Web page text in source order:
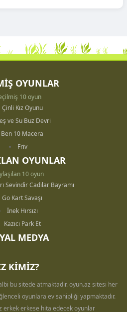
OYUNLAR
10 oyun
Çinli Kız Oyunu
ve Su Buz Devri
Ben 10 Macera
Friv
OYUNLAR
10 oyun
Sevindir Cadılar Bayramı
Go Kart Savaşı
İnek Hırsızı
Kazıcı Park Et
MEDYA
KİMİZ?
bu sitede atmaktadır. oyun.az sitesi her
oyunlara ev sahipliği yapmaktadır.
erkek erkese hita edecek oyunlar